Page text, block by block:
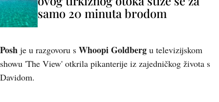
samo 20 minuta brodom
Posh je u razgovoru s Whoopi Goldberg u televizijskom
showu 'The View' otkrila pikanterije iz zajedničkog života s
Davidom.